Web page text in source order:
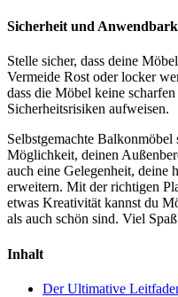
Sicherheit und
Stelle sicher, dass deine
Vermeide Rost oder locker
dass die Möbel keine
Sicherheitsrisiken aufweisen.
Selbstgemachte
Möglichkeit, deinen
auch eine Gelegenheit, deine
erweitern. Mit der richtigen
etwas Kreativität kannst du
als auch schön sind. Viel
Inhalt
Der Ultimative